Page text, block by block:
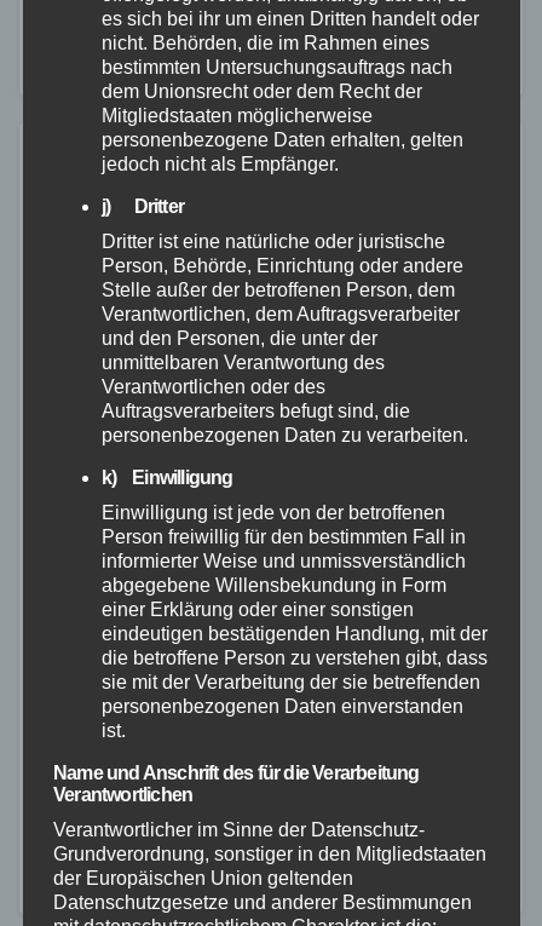
sie sich wie jeden Tag in Richtung der…
Großfund am Flughafen Frankfurt: 654
Kilogramm Marihuana unter
Solarmodulen entdeckt
26. MÄRZ 2026
Am 22. März 2026 hat der Frankfurter Zoll bei einer
Kontrolle am Flughafen eine umfangreiche
sichergestellt. Die Cannabisblüten waren in 1.309
luftdicht verschweißten Kunststoffpaketen…
es sich bei ihr um einen Dritten handelt oder
nicht. Behörden, die im Rahmen eines
bestimmten Untersuchungsauftrags nach
dem Unionsrecht oder dem Recht der
Mitgliedstaaten möglicherweise
personenbezogene Daten erhalten, gelten
jedoch nicht als Empfänger.
j) Dritter
Dritter ist eine natürliche oder juristische
Person, Behörde, Einrichtung oder andere
Stelle außer der betroffenen Person, dem
Verantwortlichen, dem Auftragsverarbeiter
und den Personen, die unter der
unmittelbaren Verantwortung des
Verantwortlichen oder des
Auftragsverarbeiters befugt sind, die
personenbezogenen Daten zu verarbeiten.
k) Einwilligung
Einwilligung ist jede von der betroffenen
Person freiwillig für den bestimmten Fall in
informierter Weise und unmissverständlich
abgegebene Willensbekundung in Form
einer Erklärung oder einer sonstigen
eindeutigen bestätigenden Handlung, mit der
die betroffene Person zu verstehen gibt, dass
sie mit der Verarbeitung der sie betreffenden
personenbezogenen Daten einverstanden
ist.
Name und Anschrift des für die Verarbeitung
Verantwortlichen
Verantwortlicher im Sinne der Datenschutz-
Grundverordnung, sonstiger in den Mitgliedstaaten
der Europäischen Union geltenden
Datenschutzgesetze und anderer Bestimmungen